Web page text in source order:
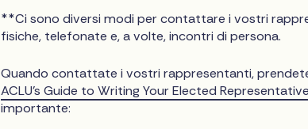
**Ci sono diversi modi per contattare i vostri
fisiche, telefonate e, a volte, incontri di persona.
Quando contattate i vostri rappresentanti,
ACLU’s Guide to Writing Your Elected
importante: